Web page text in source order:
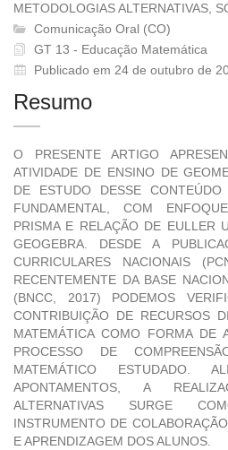
METODOLOGIAS ALTERNATIVAS,
Comunicação Oral (CO)
GT 13 - Educação Matemática
Publicado em 24 de outubro de
Resumo
O PRESENTE ARTIGO
ATIVIDADE DE ENSINO DE
DE ESTUDO DESSE
FUNDAMENTAL, COM
PRISMA E RELAÇÃO DE EULLER
GEOGEBRA. DESDE A
CURRICULARES NACIONAIS
RECENTEMENTE DA BASE
(BNCC, 2017) PODEMOS
CONTRIBUIÇÃO DE RECURSOS
MATEMÁTICA COMO FORMA DE
PROCESSO DE
MATEMÁTICO ESTUDADO.
APONTAMENTOS, A
ALTERNATIVAS SURGE
INSTRUMENTO DE
E APRENDIZAGEM DOS ALUNOS.